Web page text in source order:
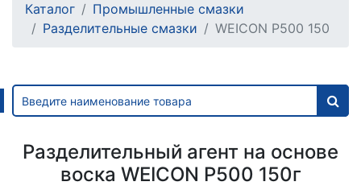
Каталог
Промышленные смазки
Разделительные смазки
WEICON Р500 150
Разделительный агент на основе
воска WEICON Р500 150г